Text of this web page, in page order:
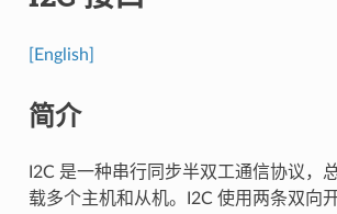
[English]
简介
I2C 是一种串行同步半双工通信协议，
载多个主机和从机。I2C 使用两条双向